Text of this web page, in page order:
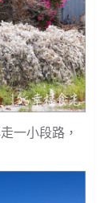
一小段路，